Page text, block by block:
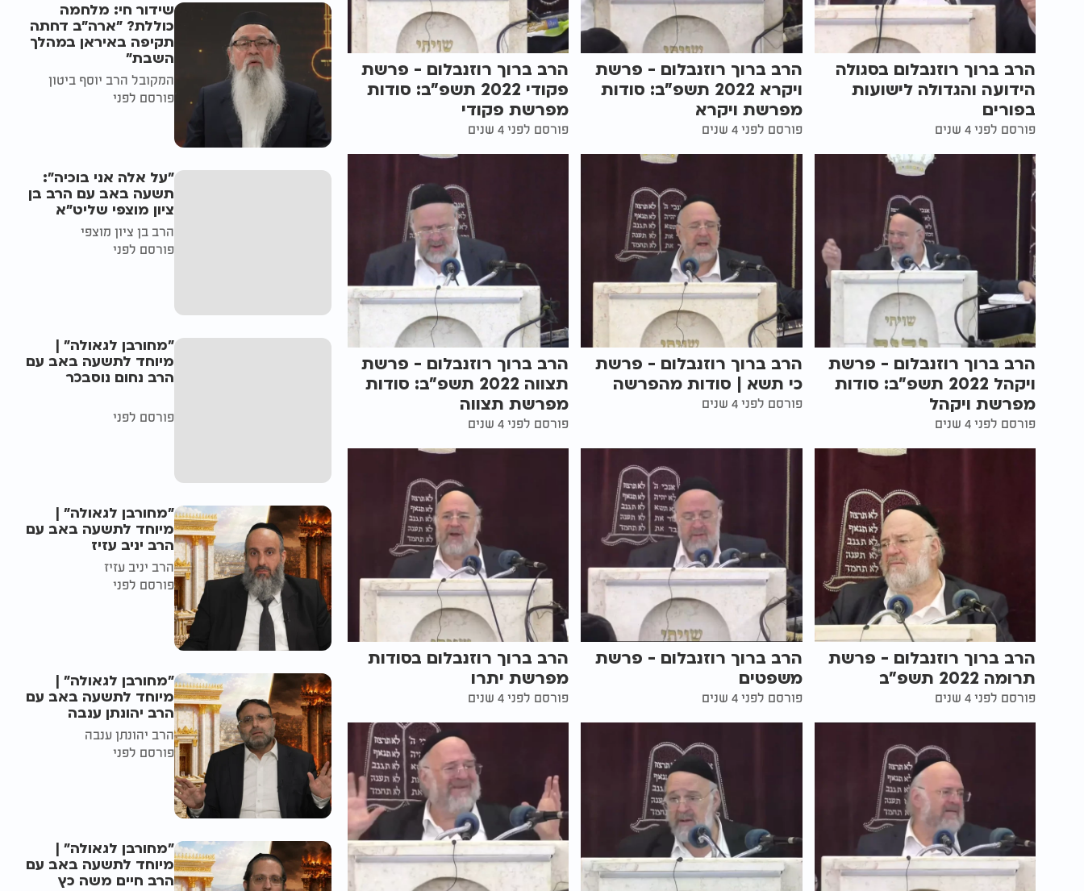
הרב ברוך רוזנבלום בסגולה
הידועה והגדולה לישועות
בפורים
פורסם לפני 4 שנים
הרב ברוך רוזנבלום - פרשת
ויקרא 2022 תשפ"ב: סודות
מפרשת ויקרא
פורסם לפני 4 שנים
הרב ברוך רוזנבלום - פרשת
פקודי 2022 תשפ"ב: סודות
מפרשת פקודי
פורסם לפני 4 שנים
הרב ברוך רוזנבלום - פרשת
ויקהל 2022 תשפ"ב: סודות
מפרשת ויקהל
פורסם לפני 4 שנים
הרב ברוך רוזנבלום - פרשת
כי תשא | סודות מהפרשה
פורסם לפני 4 שנים
הרב ברוך רוזנבלום - פרשת
תצווה 2022 תשפ"ב: סודות
מפרשת תצווה
פורסם לפני 4 שנים
הרב ברוך רוזנבלום - פרשת
תרומה 2022 תשפ"ב
פורסם לפני 4 שנים
הרב ברוך רוזנבלום - פרשת
משפטים
פורסם לפני 4 שנים
הרב ברוך רוזנבלום בסודות
מפרשת יתרו
פורסם לפני 4 שנים
שידור חי: מלחמה
כוללת? ״ארה"ב דחתה
תקיפה באיראן במהלך
השבת״
המקובל הרב יוסף ביטון
פורסם לפני
"על אלה אני בוכיה":
תשעה באב עם הרב בן
ציון מוצפי שליט"א
הרב בן ציון מוצפי
פורסם לפני
"מחורבן לגאולה" |
מיוחד לתשעה באב עם
הרב נחום נוסבכר
פורסם לפני
"מחורבן לגאולה" |
מיוחד לתשעה באב עם
הרב יניב עזיז
הרב יניב עזיז
פורסם לפני
"מחורבן לגאולה" |
מיוחד לתשעה באב עם
הרב יהונתן ענבה
הרב יהונתן ענבה
פורסם לפני
"מחורבן לגאולה" |
מיוחד לתשעה באב עם
הרב חיים משה כץ